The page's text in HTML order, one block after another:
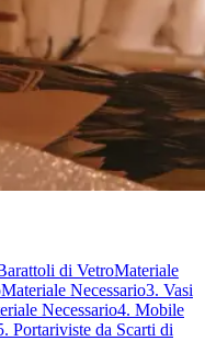
di VetroMateriale
Materiale Necessario3. Vasi
Necessario4. Mobile
Portariviste da Scarti di